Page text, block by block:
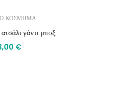
ΚΟΣΜΗΜΑ
γάντι μποξ
€